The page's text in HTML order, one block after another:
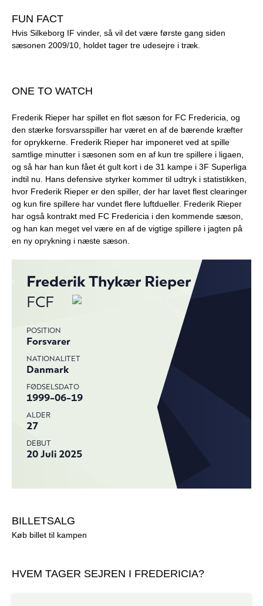
FUN FACT
Hvis Silkeborg IF vinder, så vil det være første gang siden
sæsonen 2009/10, holdet tager tre udesejre i træk.
ONE TO WATCH
Frederik Rieper har spillet en flot sæson for FC Fredericia, og
den stærke forsvarsspiller har været en af de bærende kræfter
for oprykkerne. Frederik Rieper har imponeret ved at spille
samtlige minutter i sæsonen som en af kun tre spillere i ligaen,
og så har han kun fået ét gult kort i de 31 kampe i 3F Superliga
indtil nu. Hans defensive styrker kommer til udtryk i statistikken,
hvor Frederik Rieper er den spiller, der har lavet flest clearinger
og kun fire spillere har vundet flere luftdueller. Frederik Rieper
har også kontrakt med FC Fredericia i den kommende sæson,
og han kan meget vel være en af de vigtige spillere i jagten på
en ny oprykning i næste sæson.
BILLETSALG
Køb billet til kampen
HVEM TAGER SEJREN I FREDERICIA?